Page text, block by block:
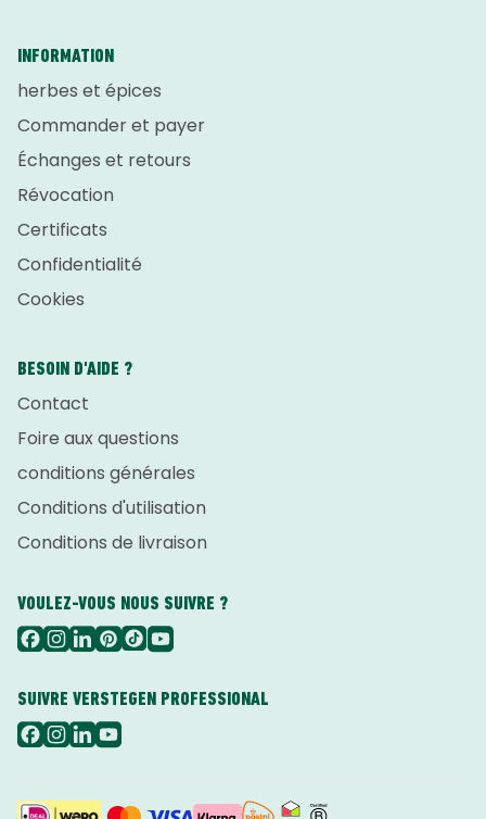
INFORMATION
herbes et épices
Commander et payer
Échanges et retours
Révocation
Certificats
Confidentialité
Cookies
BESOIN D'AIDE ?
Contact
Foire aux questions
conditions générales
Conditions d'utilisation
Conditions de livraison
VOULEZ-VOUS NOUS SUIVRE ?
SUIVRE VERSTEGEN PROFESSIONAL